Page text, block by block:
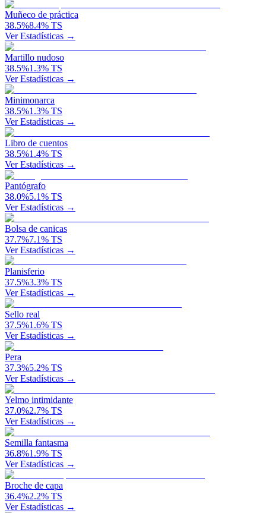
Muñeco de práctica
38.5%8.4% TS
Ver Estadísticas →
Martillo nudoso
38.5%1.3% TS
Ver Estadísticas →
Minimonarca
38.5%1.3% TS
Ver Estadísticas →
Libro de cuentos
38.5%1.4% TS
Ver Estadísticas →
Pantógrafo
38.0%5.1% TS
Ver Estadísticas →
Bolsa de canicas
37.7%7.1% TS
Ver Estadísticas →
Planisferio
37.5%3.3% TS
Ver Estadísticas →
Sello real
37.5%1.6% TS
Ver Estadísticas →
Pera
37.3%5.2% TS
Ver Estadísticas →
Yelmo intimidante
37.0%2.7% TS
Ver Estadísticas →
Semilla fantasma
36.8%1.9% TS
Ver Estadísticas →
Broche de capa
36.4%2.2% TS
Ver Estadísticas →